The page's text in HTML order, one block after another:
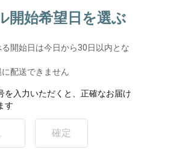
開始希望日を選ぶ
開始日は今日から30日以内とな
配送できません
を入力いただくと、正確なお届け
す
確定